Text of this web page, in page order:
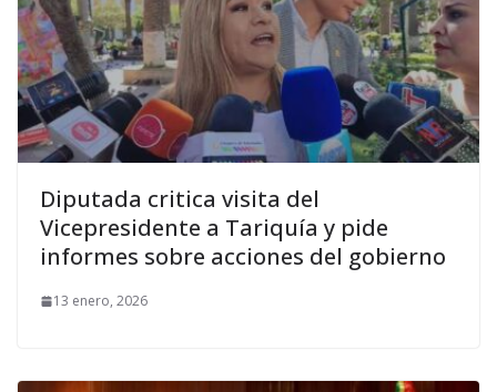
Diputada critica visita del
Vicepresidente a Tariquía y pide
informes sobre acciones del gobierno
13 enero, 2026